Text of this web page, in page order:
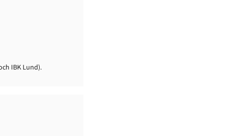
IBK Lund).